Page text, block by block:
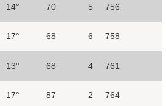
14° 70 5 756
17° 68 6 758
13° 68 4 761
17° 87 2 764